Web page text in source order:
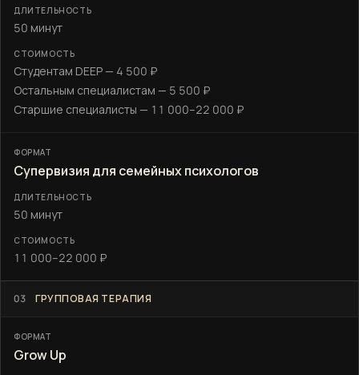
50 минут
Студентам DEEP — 4 500 ₽
Остальным специалистам — 5 500 ₽
Старшие специалисты — 11 000–22 000 ₽
Супервизия для семейных психологов
50 минут
11 000–22 000 ₽
03 ГРУППОВАЯ ТЕРАПИЯ
Grow Up